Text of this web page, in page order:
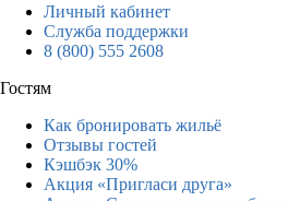
Личный кабинет
Служба поддержки
8 (800) 555 2608
Гостям
Как бронировать жильё
Отзывы гостей
Кэшбэк 30%
Акция «Пригласи друга»